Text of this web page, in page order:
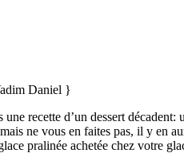
Daniel }
recette d’un dessert décadent:
ne vous en faites pas, il y en
pralinée achetée chez votre